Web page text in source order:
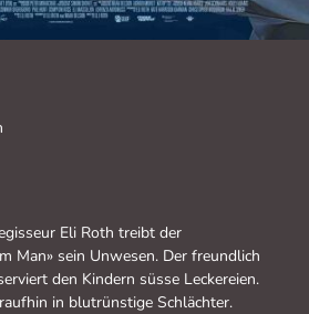
Eli Roth treibt der
Man» sein Unwesen. Der freundlich
den Kindern süsse Leckereien.
in blutrünstige Schlächter.